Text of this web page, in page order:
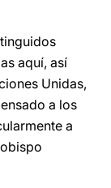
aquí, así
Unidas,
a los
a